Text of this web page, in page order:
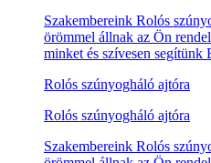
Szakembereink Rolós
örömmel állnak az Ön
minket és szívesen segítünk
Rolós szúnyogháló ajtóra
Rolós szúnyogháló ajtóra
Szakembereink Rolós